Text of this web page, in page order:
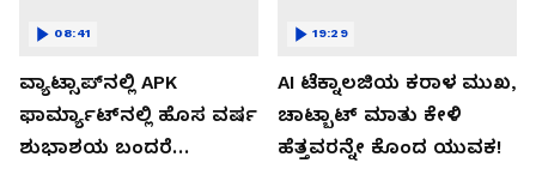
ವ್ಯಾಟ್ಸಾಪ್‌ನಲ್ಲಿ APK
ಫಾರ್ಮ್ಯಾಟ್‌ನಲ್ಲಿ ಹೊಸ ವರ್ಷ
ಶುಭಾಶಯ ಬಂದರೆ
08:41
AI ಟೆಕ್ನಾಲಜಿಯ ಕರಾಳ ಮುಖ,
ಚಾಟ್ಬಾಟ್ ಮಾತು ಕೇಳಿ
ಹೆತ್ತವರನ್ನೇ ಕೊಂದ ಯುವಕ!
19:29